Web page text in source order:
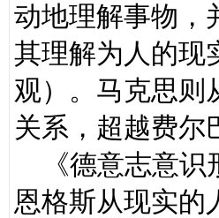
动地理解事物，
其理解为人的现
观）。马克思则
关系，超越费尔
《德意志意识
恩格斯从现实的